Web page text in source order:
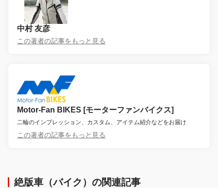
中村 友彦
この著者の記事をもっと見る
Motor-Fan BIKES [モーターファンバイクス]
二輪のインプレッション、カスタム、アイテム紹介などをお届け
この著者の記事をもっと見る
絶版車（バイク）の関連記事